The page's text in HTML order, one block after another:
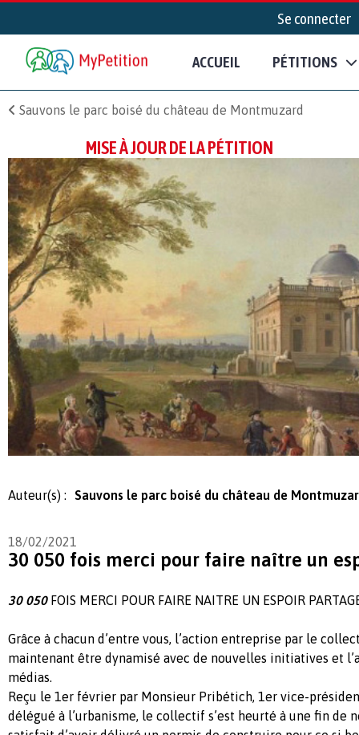
Se connecter
ACCUEIL PÉTITIONS
Sauvons le parc boisé du château de Montmuzard
MISE À JOUR DE LA PÉTITION
Auteur(s) : Sauvons le parc boisé du château de
18/02/2021
30 050 fois merci pour faire naître un
30 050FOIS MERCI POUR FAIRE NAITRE UN ESPOIR
Grâce à chacun d’entre vous, l’action entreprise par le
maintenant être dynamisé avec de nouvelles initiatives et
médias.
Reçu le 1er février par Monsieur Pribétich, 1er vice-
délégué à l’urbanisme, le collectif s’est heurté à une fin de